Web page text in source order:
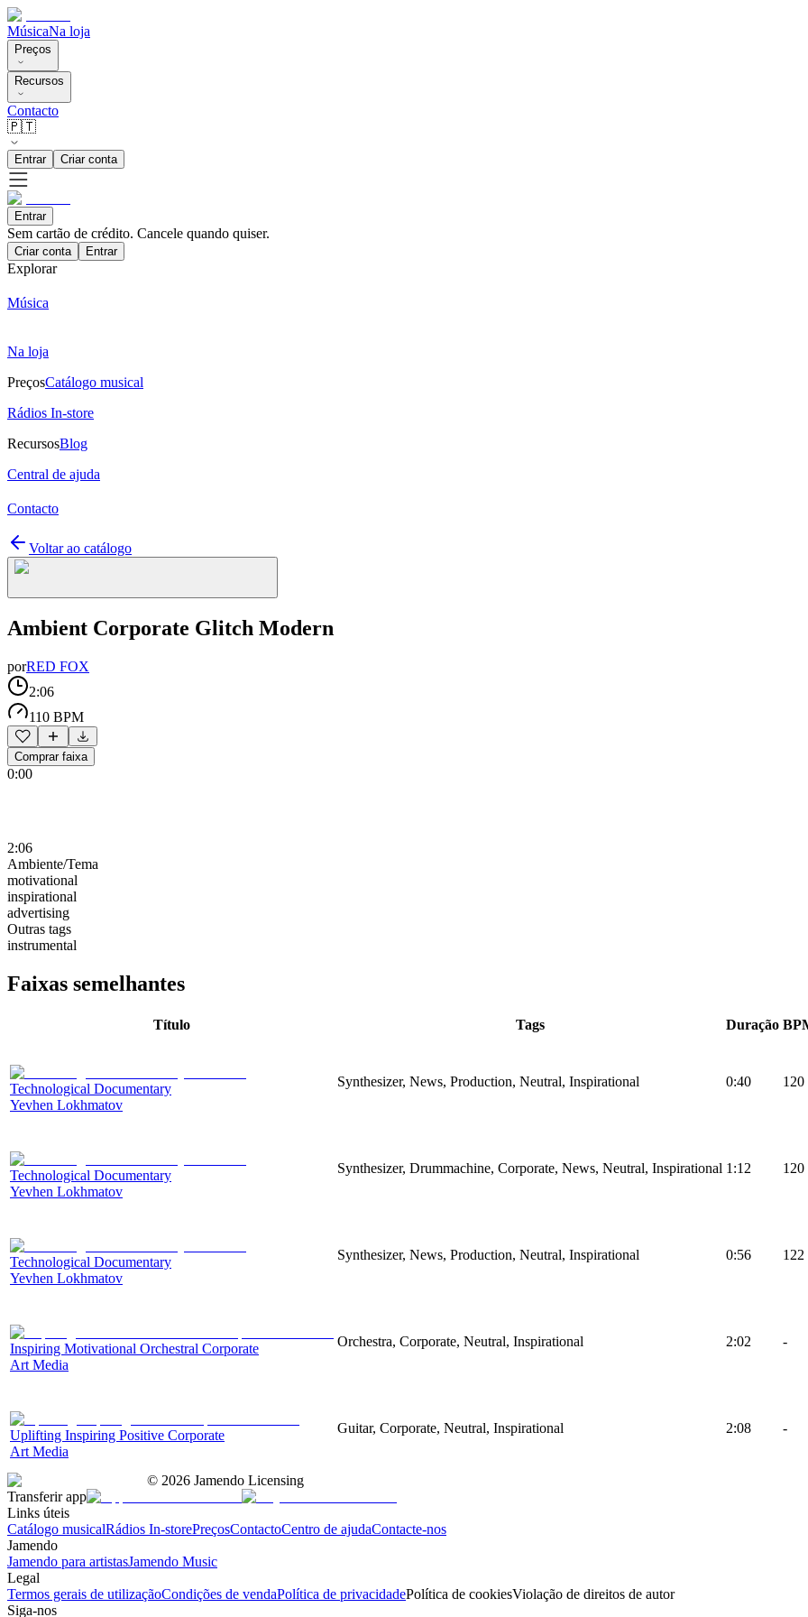
MúsicaNa loja
Preços
Recursos
Contacto
🇵🇹
Entrar Criar conta
Entrar
Sem cartão de crédito. Cancele quando quiser.
Criar conta Entrar
Explorar
Música
Na loja
PreçosCatálogo musical
Rádios In-store
RecursosBlog
Central de ajuda
Contacto
Voltar ao catálogo
Ambient Corporate Glitch Modern
porRED FOX
2:06
110 BPM
Comprar faixa
0:00
2:06
Ambiente/Tema
motivational
inspirational
advertising
Outras tags
instrumental
Faixas semelhantes
Título Tags Duração
Technological Documentary
Yevhen Lokhmatov
Synthesizer, News, Production, Neutral, Inspirational 0:40 120
Technological Documentary
Yevhen Lokhmatov
Synthesizer, Drummachine, Corporate, News, Neutral, Inspirational 1:12 120
Technological Documentary
Yevhen Lokhmatov
Synthesizer, News, Production, Neutral, Inspirational 0:56 122
Inspiring Motivational Orchestral Corporate
Art Media
Orchestra, Corporate, Neutral, Inspirational 2:02 -
Uplifting Inspiring Positive Corporate
Art Media
Guitar, Corporate, Neutral, Inspirational 2:08 -
© 2026 Jamendo Licensing
Transferir app
Links úteis
Catálogo musicalRádios In-storePreçosContactoCentro de ajudaContacte-nos
Jamendo
Jamendo para artistasJamendo Music
Legal
Termos gerais de utilizaçãoCondições de vendaPolítica de privacidadePolítica de cookiesViolação de direitos de autor
Siga-nos